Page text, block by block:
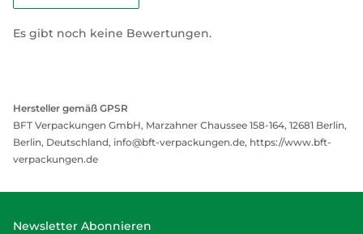
Es gibt noch keine Bewertungen.
Hersteller gemäß GPSR
BFT Verpackungen GmbH, Marzahner Chaussee 158-164, 12681 Berlin,
Berlin, Deutschland, info@bft-verpackungen.de, https://www.bft-
verpackungen.de
Newsletter Abonnieren